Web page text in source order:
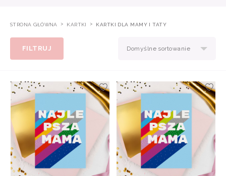
STRONA GŁÓWNA KARTKI KARTKI DLA MAMY I TATY
FILTRUJ Domyślne sortowanie